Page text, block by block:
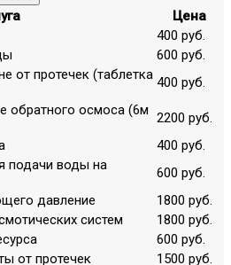
Цена
400 руб.
600 руб.
от протечек (таблетка 400 руб.
обратного осмоса (6м 2200 руб.
400 руб.
подачи воды на
600 руб.
давление
1800 руб.
систем
1800 руб.
600 руб.
от протечек
1500 руб.